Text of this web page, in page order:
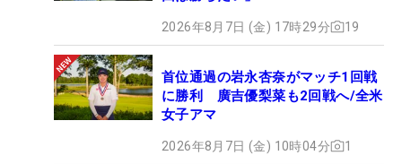
2026年8月7日 (金) 17時29分 19
首位通過の岩永杏奈がマッチ1回戦
に勝利 廣吉優梨菜も2回戦へ/全米
女子アマ
2026年8月7日 (金) 10時04分 1